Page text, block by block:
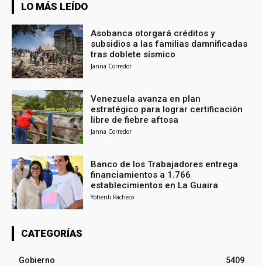
LO MÁS LEÍDO
Asobanca otorgará créditos y
subsidios a las familias damnificadas
tras doblete sísmico
Janna Corredor
Venezuela avanza en plan
estratégico para lograr certificación
libre de fiebre aftosa
Janna Corredor
Banco de los Trabajadores entrega
financiamientos a 1.766
establecimientos en La Guaira
Yohenli Pacheco
CATEGORÍAS
Gobierno
5409